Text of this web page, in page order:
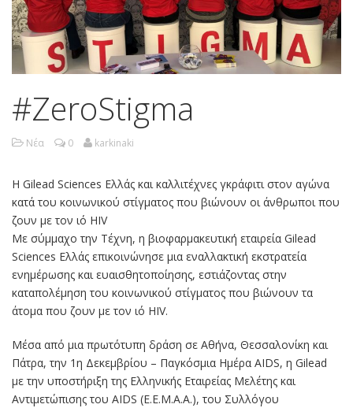
#ZeroStigma
Νέα 0 karkinaki
Η Gilead Sciences Ελλάς και καλλιτέχνες γκράφιτι στον αγώνα
κατά του κοινωνικού στίγματος που βιώνουν οι άνθρωποι που
ζουν με τον ιό HIV
Με σύμμαχο την Τέχνη, η βιοφαρμακευτική εταιρεία Gilead
Sciences Ελλάς επικοινώνησε μια εναλλακτική εκστρατεία
ενημέρωσης και ευαισθητοποίησης, εστιάζοντας στην
καταπολέμηση του κοινωνικού στίγματος που βιώνουν τα
άτομα που ζουν με τον ιό HIV.
Μέσα από μια πρωτότυπη δράση σε Αθήνα, Θεσσαλονίκη και
Πάτρα, την 1η Δεκεμβρίου – Παγκόσμια Ημέρα AIDS, η Gilead
με την υποστήριξη της Ελληνικής Εταιρείας Μελέτης και
Αντιμετώπισης του AIDS (Ε.Ε.Μ.Α.Α.), του Συλλόγου